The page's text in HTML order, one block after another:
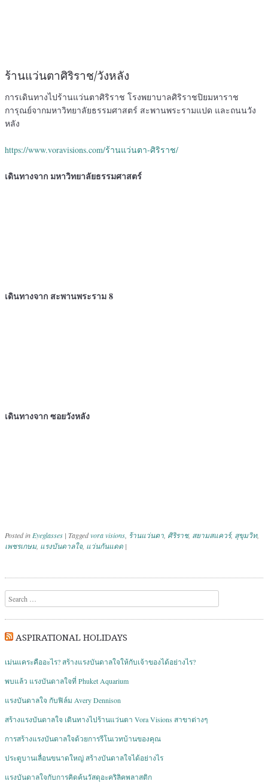
ร้านแว่นตาศิริราช/วังหลัง
การเดินทางไปร้านแว่นตาศิริราช โรงพยาบาลศิริราชปิยมหาราช
การุณย์จากมหาวิทยาลัยธรรมศาสตร์ สะพานพระรามแปด และถนนวัง
หลัง
https://www.voravisions.com/ร้านแว่นตา-ศิริราช/
เดินทางจาก มหาวิทยาลัยธรรมศาสตร์
เดินทางจาก สะพานพระราม 8
เดินทางจาก ซอยวังหลัง
Posted in Eyeglasses | Taggedvora visions ร้านแว่นตา ศิริราช, สยามสแควร์, สุขุมวิท,
เพชรเกษม, แรงบันดาลใจ, แว่นกันแดด |
Post navigation
Search
ASPIRATIONAL HOLIDAYS
เม่นแคระคืออะไร? สร้างแรงบันดาลใจให้กับเจ้าของได้อย่างไร?
พบแล้ว แรงบันดาลใจที่ Phuket Aquarium
แรงบันดาลใจ กับฟิล์ม Avery Dennison
สร้างแรงบันดาลใจ เดินทางไปร้านแว่นตา Vora Visions สาขาต่างๆ
การสร้างแรงบันดาลใจด้วยการรีโนเวทบ้านของคุณ
ประตูบานเลื่อนขนาดใหญ่ สร้างบันดาลใจได้อย่างไร
แรงบันดาลใจกับการคิดค้นวัสดุอะคริลิคพลาสติก